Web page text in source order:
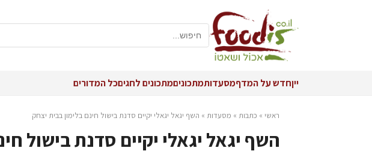
ייןחדש על המדףמסעדותמתכוניםמתכונים לחגיםכל המדורים
ראשי » כתבות » מסעדות » השף יגאל יגאלי יקיים סדנת בישול חינם בלימון בבית יצחק
השף יגאל יגאלי יקיים סדנת בישול